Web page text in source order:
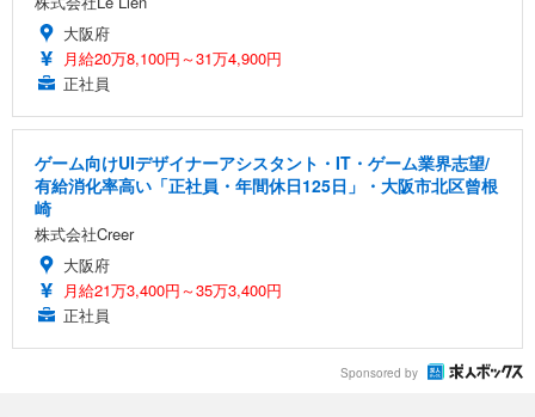
大阪府
月給20万8,100円～31万4,900円
正社員
ゲーム向けUIデザイナーアシスタント・IT・ゲーム業界志望/
有給消化率高い「正社員・年間休日125日」・大阪市北区曾根
崎
株式会社Creer
大阪府
月給21万3,400円～35万3,400円
正社員
Sponsored by